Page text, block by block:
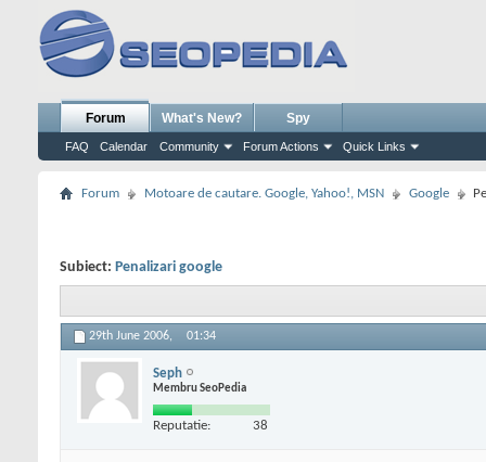
Forum
FAQ Calendar Community Forum Actions Quick Links
What's New? Spy
Forum Motoare de cautare. Google, Yahoo!, MSN Google
Subiect: Penalizari google
29th June 2006, 01:34
Seph
Membru SeoPedia
Reputatie: 38